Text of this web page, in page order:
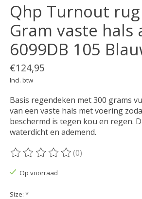
Qhp Turnout
Gram vaste hals
6099DB 105
€124,95
Incl. btw
Basis regendeken met 300 grams
van een vaste hals met voering
beschermd is tegen kou en regen.
waterdicht en ademend.
De beoordeling van dit product is
(0)
Op voorraad
Size: *